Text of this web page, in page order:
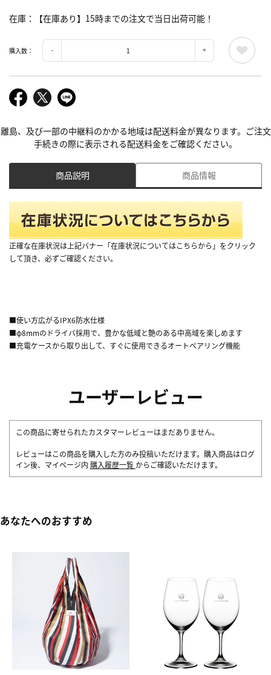
在庫 【在庫あり】15時までの注文で当日出荷可能！
購入数：
離島、及び一部の中継料のかかる地域は配送料金が異なります。ご注文
手続きの際に表示される配送料金をご確認ください。
商品説明 商品情報
正確な在庫状況は上記バナー「在庫状況についてはこちらから」をクリック
して頂き、必ずご確認ください。
■使い方広がるIPX6防水仕様
■φ8mmのドライバ採用で、豊かな低域と艶のある中高域を楽しめます
■充電ケースから取り出して、すぐに使用できるオートペアリング機能
ユーザーレビュー
この商品に寄せられたカスタマーレビューはまだありません。
レビューはこの商品を購入した方のみ投稿いただけます。購入商品はログ
イン後、マイページ内 購入履歴一覧 からご確認いただけます。
あなたへのおすすめ